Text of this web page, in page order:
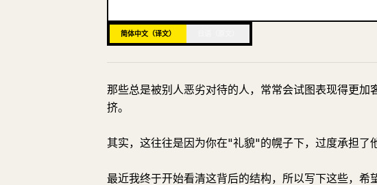
简体中文（译文）
那些总是被别人恶劣对待的人，常常会试图表现得更
挤。
其实，这往往是因为你在"礼貌"的幌子下，过度承担了
最近我终于开始看清这背后的结构，所以写下这些，希